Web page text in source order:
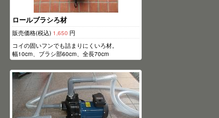
ロールブラシろ材
販売価格(税込) 1,650 円
コイの固いフンでも詰まりにくいろ材。
幅10cm、ブラシ部60cm、全長70cm